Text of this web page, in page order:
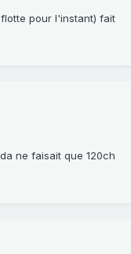
pour l'instant) fait
ne faisait que 120ch